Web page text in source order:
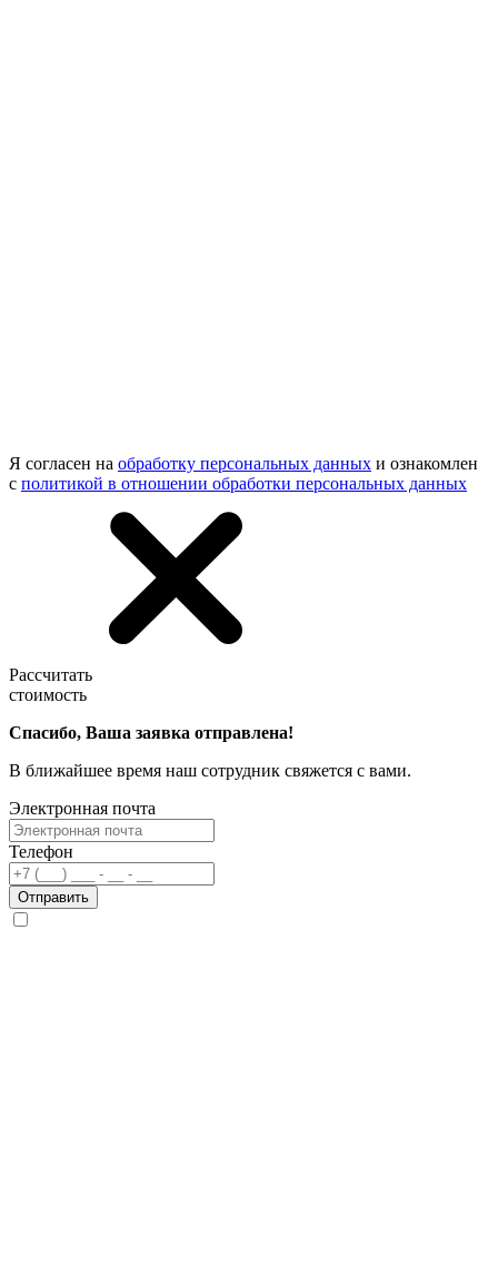
Я согласен на обработку персональных данных и ознакомлен
с политикой в отношении обработки персональных данных
Рассчитать
стоимость
Спасибо, Ваша заявка отправлена!
В ближайшее время наш сотрудник свяжется с вами.
Электронная почта
Телефон
Отправить